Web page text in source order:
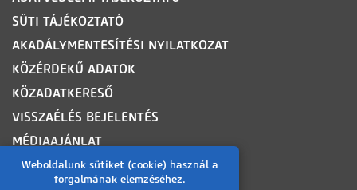
Weboldalunk sütiket (cookie) használ a
forgalmának elemzéséhez.
SÜTI TÁJÉKOZTATÓ
AKADÁLYMENTESÍTÉSI NYILATKOZAT
KÖZÉRDEKŰ ADATOK
KÖZADATKERESŐ
VISSZAÉLÉS BEJELENTÉS
MÉDIAAJÁNLAT
OLDALTÉRKÉP